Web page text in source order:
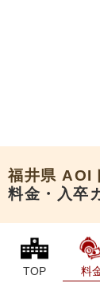
福井県 AOI
料金・入卒
TOP 料